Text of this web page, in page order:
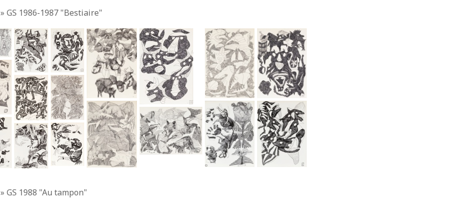
»GS 1986-1987 "Bestiaire"
»GS 1988 "Au tampon"